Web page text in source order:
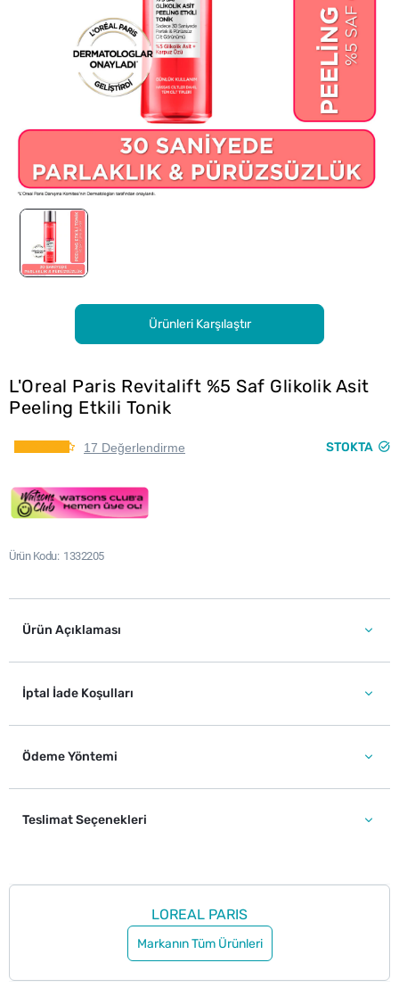
Ürünleri Karşılaştır
L'Oreal Paris Revitalift %5 Saf Glikolik Asit
Peeling Etkili Tonik
17 Değerlendirme STOKTA
Ürün Kodu 1332205
Ürün Açıklaması
İptal İade Koşulları
Ödeme Yöntemi
Teslimat Seçenekleri
LOREAL PARIS
Markanın Tüm Ürünleri